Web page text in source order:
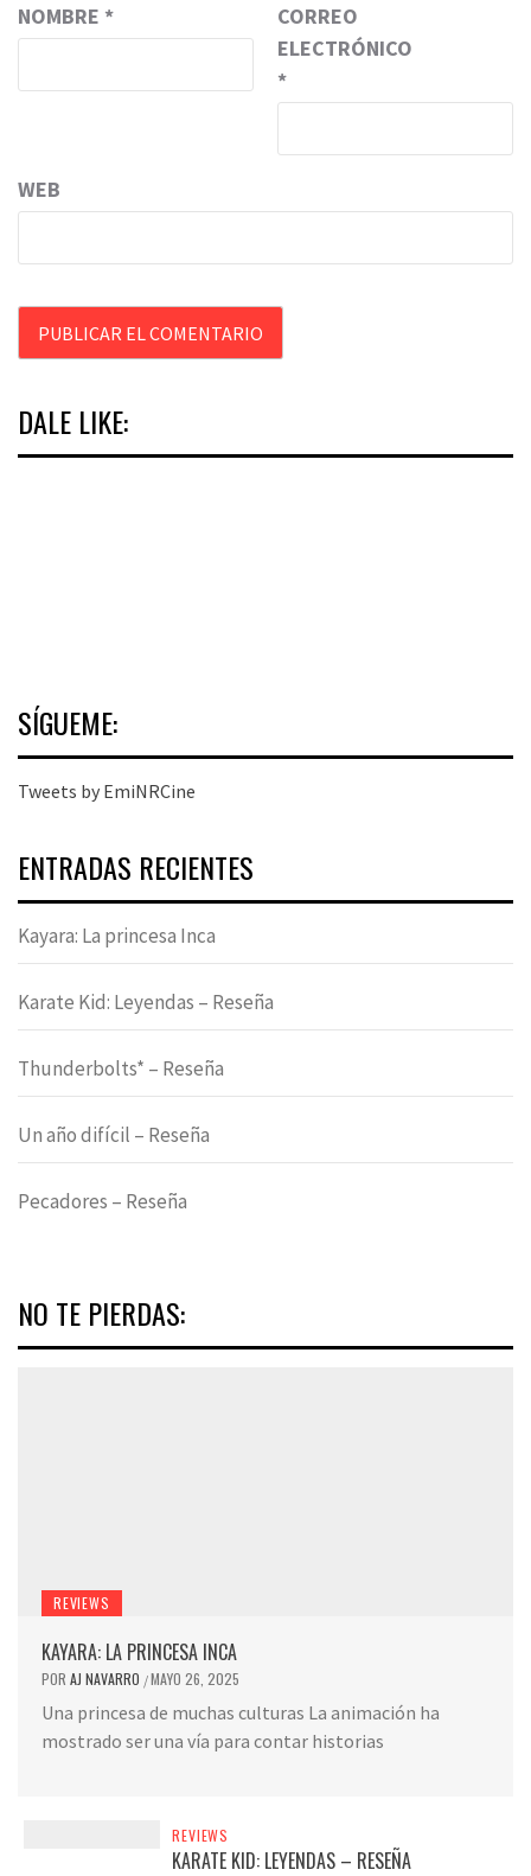
NOMBRE *
CORREO
ELECTRÓNICO
*
WEB
DALE LIKE:
SÍGUEME:
Tweets by EmiNRCine
ENTRADAS RECIENTES
Kayara: La princesa Inca
Karate Kid: Leyendas – Reseña
Thunderbolts* – Reseña
Un año difícil – Reseña
Pecadores – Reseña
NO TE PIERDAS:
REVIEWS
KAYARA: LA PRINCESA INCA
POR AJ NAVARRO /MAYO 26, 2025
Una princesa de muchas culturas La animación ha
mostrado ser una vía para contar historias
REVIEWS
KARATE KID: LEYENDAS – RESEÑA